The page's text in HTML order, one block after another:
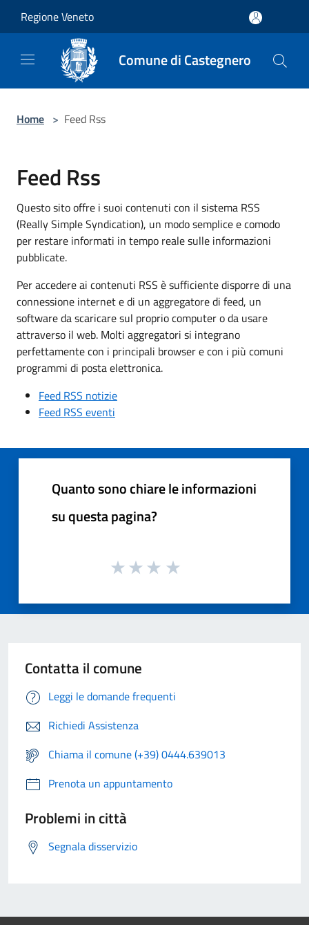
Regione Veneto
Comune di Castegnero
Home > Feed Rss
Feed Rss
Questo sito offre i suoi contenuti con il sistema RSS
(Really Simple Syndication), un modo semplice e comodo
per restare informati in tempo reale sulle informazioni
pubblicate.
Per accedere ai contenuti RSS è sufficiente disporre di una
connessione internet e di un aggregatore di feed, un
software da scaricare sul proprio computer o da usare
attraverso il web. Molti aggregatori si integrano
perfettamente con i principali browser e con i più comuni
programmi di posta elettronica.
Feed RSS notizie
Feed RSS eventi
Quanto sono chiare le informazioni
su questa pagina?
Contatta il comune
Leggi le domande frequenti
Richiedi Assistenza
Chiama il comune (+39) 0444.639013
Prenota un appuntamento
Problemi in città
Segnala disservizio